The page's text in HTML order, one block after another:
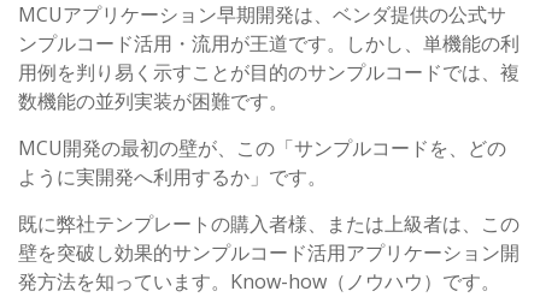
MCUアプリケーション早期開発は、ベンダ提供の公式サ
ンプルコード活用・流用が王道です。しかし、単機能の利
用例を判り易く示すことが目的のサンプルコードでは、複
数機能の並列実装が困難です。
MCU開発の最初の壁が、この「サンプルコードを、どの
ように実開発へ利用するか」です。
既に弊社テンプレートの購入者様、または上級者は、この
壁を突破し効果的サンプルコード活用アプリケーション開
発方法を知っています。Know-how（ノウハウ）です。